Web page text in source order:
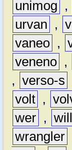
unimog
,
urvan
,
vaneo ,
veneno ,
, verso-s
volt ,
wer , will
wrangler